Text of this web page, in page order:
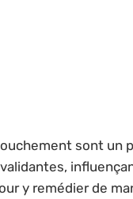
sont
y remédier de